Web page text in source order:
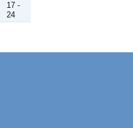
17 -
24